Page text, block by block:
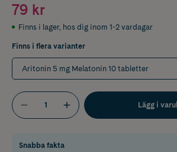
79 kr
Finns i lager, hos dig inom 1-2 vardagar
Finns i flera varianter
Aritonin 5 mg Melatonin 10 tabletter
Lägg i
Snabba fakta